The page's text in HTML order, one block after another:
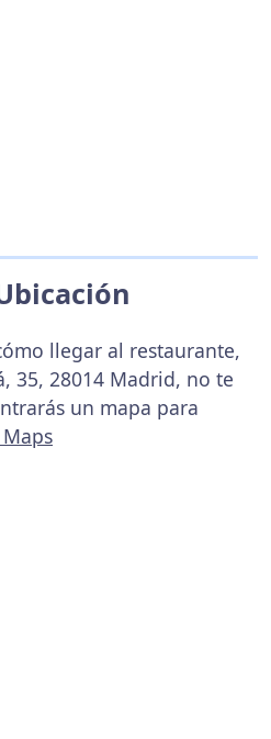
llegar al restaurante,
35, 28014 Madrid, no te
un mapa para